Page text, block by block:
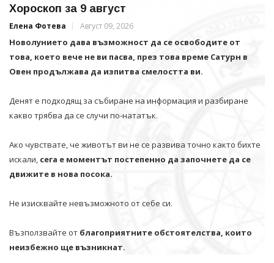
Хороскоп за 9 август
Елена Фотева Август 09, 2026
Новолунието дава възможност да се освободите от
това, което вече не ви пасва, през това време Сатурн в
Овен продължава да изпитва смелостта ви.
Денят е подходящ за събиране на информация и разбиране
какво трябва да се случи по-нататък.
Ако чувствате, че животът ви не се развива точно както бихте
искали, сега е моментът постепенно да започнете да се
движите в нова посока.
Не изисквайте невъзможното от себе си.
Възползвайте от благоприятните обстоятелства, които
неизбежно ще възникнат.